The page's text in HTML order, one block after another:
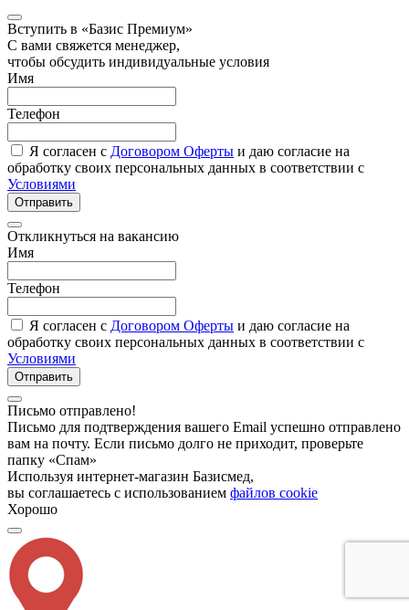
Вступить в «Базис Премиум»
С вами свяжется менеджер,
чтобы обсудить индивидуальные условия
Имя
Телефон
Я согласен с Договором Оферты и даю согласие на
обработку своих персональных данных в соответствии с
Условиями
Отправить
Откликнуться на вакансию
Имя
Телефон
Я согласен с Договором Оферты и даю согласие на
обработку своих персональных данных в соответствии с
Условиями
Отправить
Письмо отправлено!
Письмо для подтверждения вашего Email успешно отправлено
вам на почту. Если письмо долго не приходит, проверьте
папку «Спам»
Используя интернет-магазин Базисмед,
вы соглашаетесь с использованием файлов cookie
Хорошо